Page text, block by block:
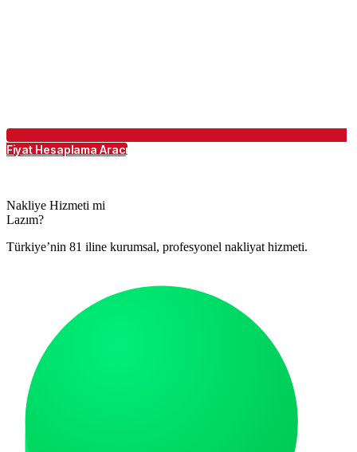
Fiyat Hesaplama Aracı
Nakliye Hizmeti mi
Lazım?
Türkiye’nin 81 iline kurumsal, profesyonel nakliyat hizmeti.